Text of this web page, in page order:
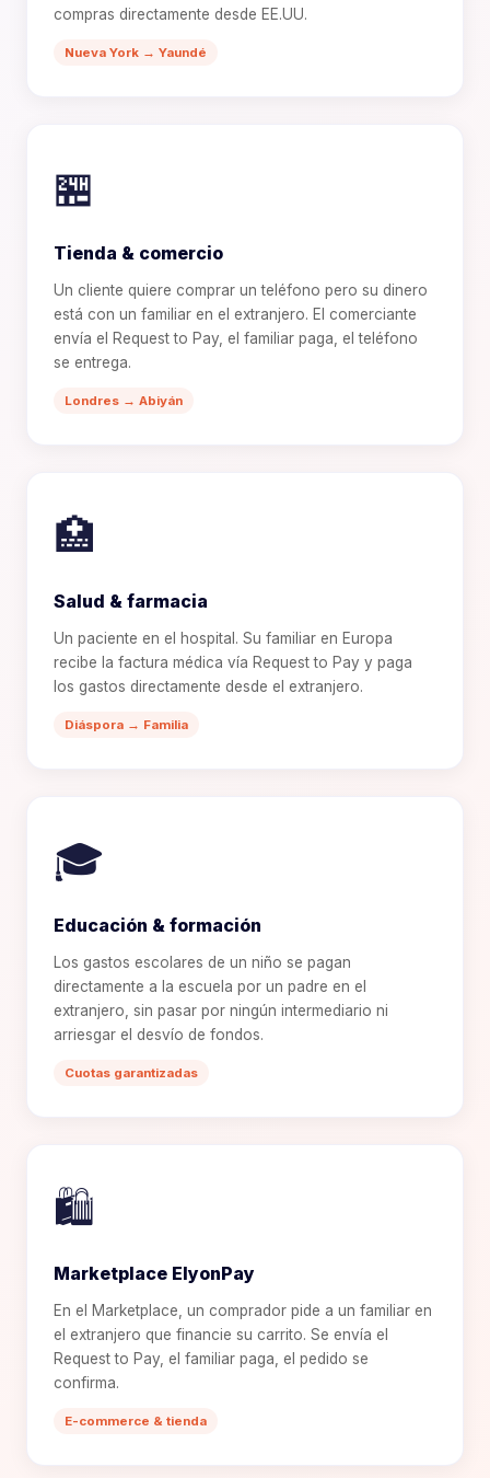
compras directamente desde EE.UU.
Nueva York → Yaundé
🏪
Tienda & comercio
Un cliente quiere comprar un teléfono pero su dinero
está con un familiar en el extranjero. El comerciante
envía el Request to Pay, el familiar paga, el teléfono
se entrega.
Londres → Abiyán
🏥
Salud & farmacia
Un paciente en el hospital. Su familiar en Europa
recibe la factura médica vía Request to Pay y paga
los gastos directamente desde el extranjero.
Diáspora → Familia
🎓
Educación & formación
Los gastos escolares de un niño se pagan
directamente a la escuela por un padre en el
extranjero, sin pasar por ningún intermediario ni
arriesgar el desvío de fondos.
Cuotas garantizadas
🛍️
Marketplace ElyonPay
En el Marketplace, un comprador pide a un familiar en
el extranjero que financie su carrito. Se envía el
Request to Pay, el familiar paga, el pedido se
confirma.
E-commerce & tienda